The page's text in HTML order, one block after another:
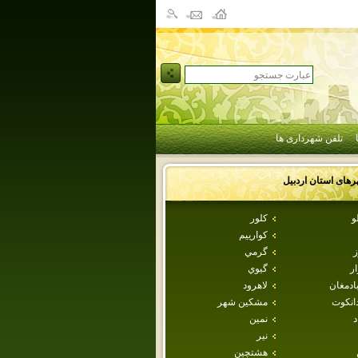
تلفن شهرداری ها
استاناردبيل
كلور
كوارييم
گرمي
گيوي
لاهرود
مشكين شهر
نمين
نير
هشتچين